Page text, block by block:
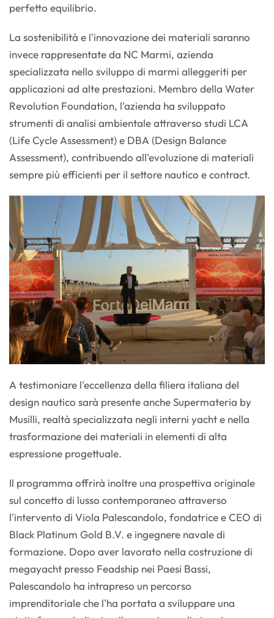
perfetto equilibrio.
La sostenibilità e l'innovazione dei materiali saranno
invece rappresentate da NC Marmi, azienda
specializzata nello sviluppo di marmi alleggeriti per
applicazioni ad alte prestazioni. Membro della Water
Revolution Foundation, l'azienda ha sviluppato
strumenti di analisi ambientale attraverso studi LCA
(Life Cycle Assessment) e DBA (Design Balance
Assessment), contribuendo all'evoluzione di materiali
sempre più efficienti per il settore nautico e contract.
A testimoniare l'eccellenza della filiera italiana del
design nautico sarà presente anche Supermateria by
Musilli, realtà specializzata negli interni yacht e nella
trasformazione dei materiali in elementi di alta
espressione progettuale.
Il programma offrirà inoltre una prospettiva originale
sul concetto di lusso contemporaneo attraverso
l'intervento di Viola Palescandolo, fondatrice e CEO di
Black Platinum Gold B.V. e ingegnere navale di
formazione. Dopo aver lavorato nella costruzione di
megayacht presso Feadship nei Paesi Bassi,
Palescandolo ha intrapreso un percorso
imprenditoriale che l'ha portata a sviluppare una